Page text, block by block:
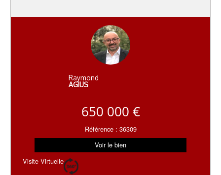
Raymond
AGIUS
650 000 €
Référence : 36309
Voir le bien
Visite Virtuelle